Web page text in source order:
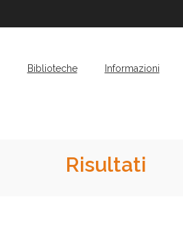
Biblioteche Informazioni
Risultati